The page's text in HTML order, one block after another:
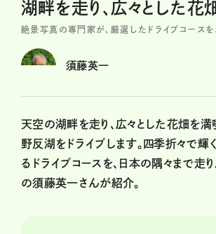
湖畔を走り、広々とした花
絶景写真の専門家が、厳選したドライブコース
須藤英一
天空の湖畔を走り、広々とした花畑を
野反湖をドライブします。四季折々で輝
るドライブコースを、日本の隅々まで走
の須藤英一さんが紹介。